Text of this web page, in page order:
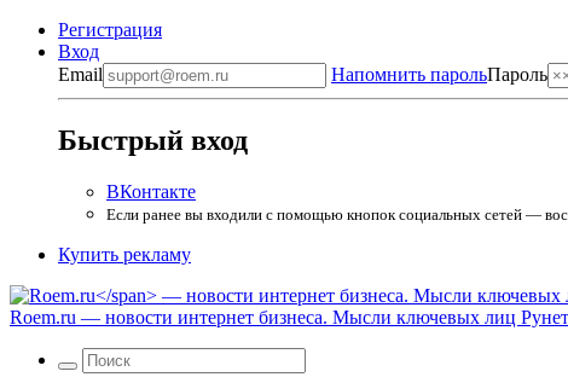
Регистрация
Вход
Email
Напомнить парольПароль
Быстрый вход
ВКонтакте
Если ранее вы входили с помощью кнопок социальных сетей —
Купить рекламу
Roem.ru — новости интернет бизнеса. Мысли ключевых лиц